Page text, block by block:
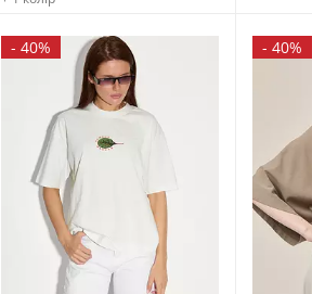
- 40% -40%